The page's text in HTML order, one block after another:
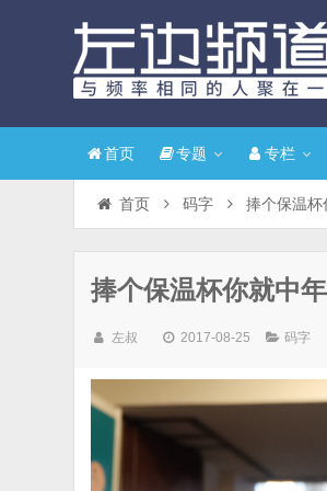
首页 专题 专栏
首页 码字 捧个保温杯
捧个保温杯你就中
左叔 2017-08-25 码字